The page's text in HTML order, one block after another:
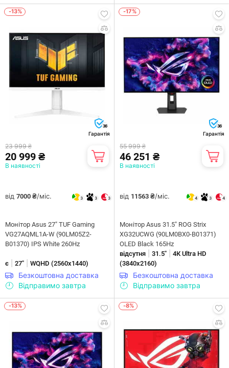
-13%
36
Гарантія
23 999 ₴
20 999 ₴
В наявності
від 7000 ₴/міс. 3 3 3
Монітор Asus 27" TUF Gaming
VG27AQML1A-W (90LM05Z2-
B01370) IPS White 260Hz
є 27" WQHD (2560х1440)
Безкоштовна доставка
Відправимо завтра
-17%
36
Гарантія
55 999 ₴
46 251 ₴
В наявності
від 11563 ₴/міс. 4 3 4
Монiтор Asus 31.5" ROG Strix
XG32UCWG (90LM0BX0-B01371)
OLED Black 165Hz
відсутня
31.5"
4К Ultra HD
(3840х2160)
Безкоштовна доставка
Відправимо завтра
-13% -8%